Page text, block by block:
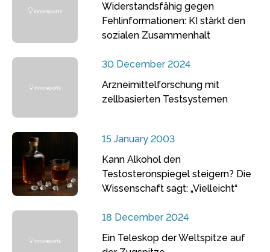
Widerstandsfähig gegen
Fehlinformationen: KI stärkt den
sozialen Zusammenhalt
30 December 2024
Arzneimittelforschung mit
zellbasierten Testsystemen
15 January 2003
Kann Alkohol den
Testosteronspiegel steigern? Die
Wissenschaft sagt: „Vielleicht“
18 December 2024
Ein Teleskop der Weltspitze auf